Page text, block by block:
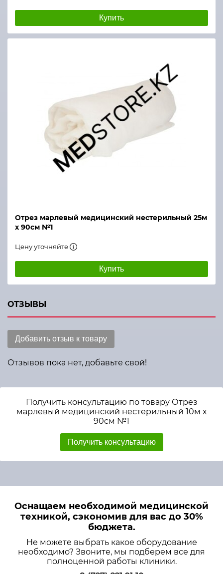
Купить
Отрез марлевый медицинский нестерильный 25м
х 90см №1
Цену уточняйте
Купить
ОТЗЫВЫ
Добавить отзыв к товару
Отзывов пока нет, добавьте свой!
Получить консультацию по товару Отрез
марлевый медицинский нестерильный 10м х
90см №1
Получить консультацию
Оснащаем необходимой медицинской
техникой, сэкономив для вас до 30%
бюджета.
Не можете выбрать какое оборудование
необходимо? Звоните, мы подберем все для
полноценной работы клиники.